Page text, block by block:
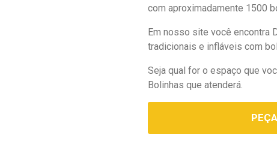
com aproximadamente 1500
Em nosso site você encontra
tradicionais e infláveis com
Seja qual for o espaço que
Bolinhas que atenderá.